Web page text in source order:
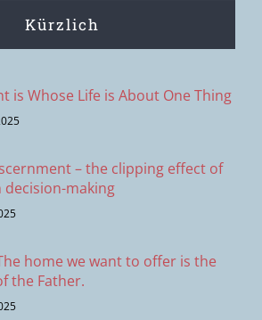
Kürzlich
is Whose Life is About One Thing
– the clipping effect of
making
home we want to offer is the
the Father.